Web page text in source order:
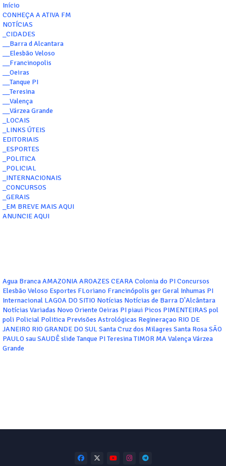
Início
CONHEÇA A ATIVA FM
NOTÍCIAS
_CIDADES
__Barra d Alcantara
__Elesbão Veloso
__Francinopolis
__Oeiras
__Tanque PI
__Teresina
__Valença
__Várzea Grande
_LOCAIS
_LINKS ÚTEIS
EDITORIAIS
_ESPORTES
_POLITICA
_POLICIAL
_INTERNACIONAIS
_CONCURSOS
_GERAIS
_EM BREVE MAIS AQUI
ANUNCIE AQUI
Agua BrancaAMAZONIAAROAZES CEARAColonia do PIConcursos
Elesbão Veloso Esportes FLoriano Francinópolis gerGeral Inhumas PI
Internacional LAGOA DO SITIO Notícias Notícias de Barra D'Alcântara
Notícias Variadas Novo Oriente Oeiras PIpiaui Picos PIMENTEIRAS pol
poli Policial Politica Previsões Astrológicas Regineraçao RIO DE
JANEIRO RIO GRANDE DO SUL Santa Cruz dos Milagres Santa RosaSÃO
PAULOsauSAUDÊslide Tanque PITeresinaTIMOR MAValençaVárzea
Grande